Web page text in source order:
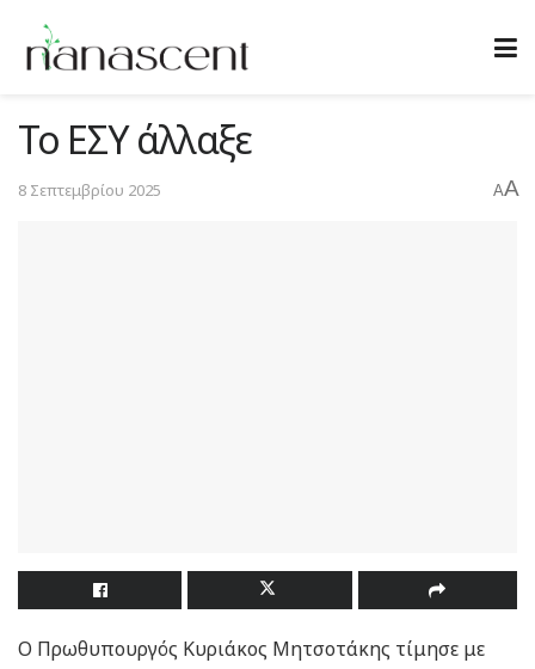
Το ΕΣΥ άλλαξε
8 Σεπτεμβρίου 2025 AA
Ο Πρωθυπουργός Κυριάκος Μητσοτάκης τίμησε με